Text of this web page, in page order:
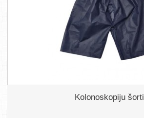
Kolonoskopiju šorti